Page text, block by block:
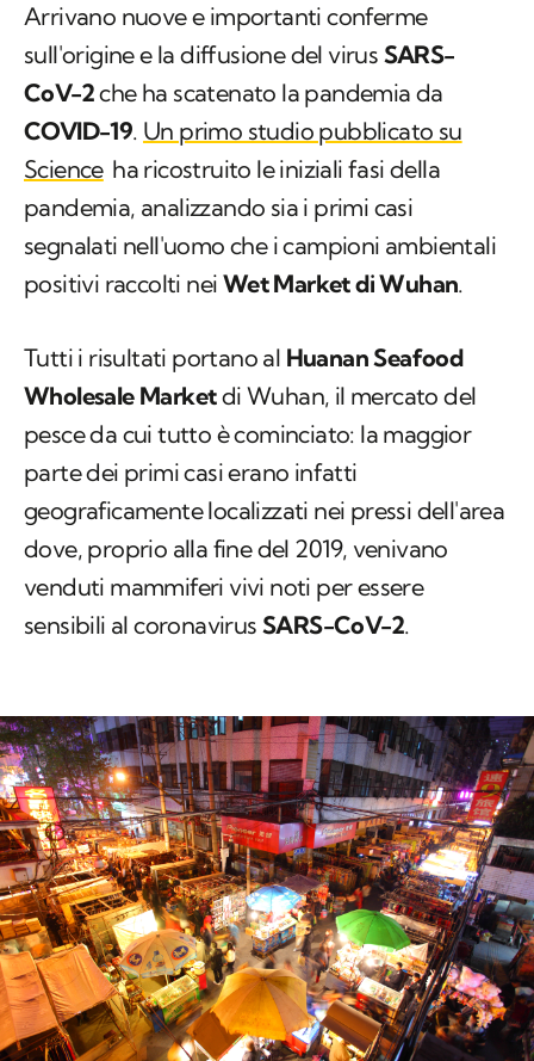
Arrivano nuove e importanti conferme
sull'origine e la diffusione del virus SARS-
CoV-2che ha scatenato la pandemia da
COVID-19. Un primo studio pubblicato su
Science ha ricostruito le iniziali fasi della
pandemia, analizzando sia i primi casi
segnalati nell'uomo che i campioni ambientali
positivi raccolti nei Wet Marketdi Wuhan.
Tutti i risultati portano al Huanan Seafood
Wholesale Marketdi Wuhan, il mercato del
pesce da cui tutto è cominciato: la maggior
parte dei primi casi erano infatti
geograficamente localizzati nei pressi dell'area
dove, proprio alla fine del 2019, venivano
venduti mammiferi vivi noti per essere
sensibili al coronavirus SARS-CoV-2.